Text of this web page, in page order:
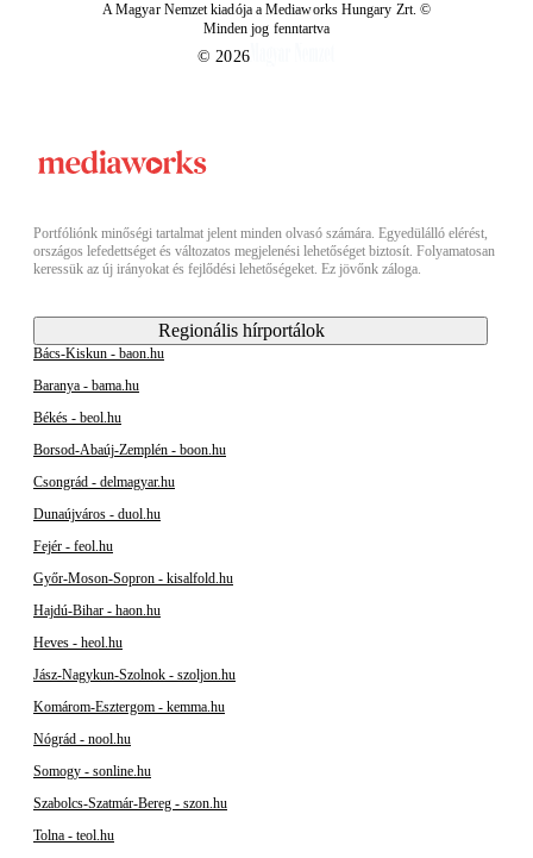
A Magyar Nemzet kiadója a Mediaworks Hungary Zrt. ©
Minden jog fenntartva
© 2026
Portfóliónk minőségi tartalmat jelent minden olvasó számára. Egyedülálló elérést,
országos lefedettséget és változatos megjelenési lehetőséget biztosít. Folyamatosan
keressük az új irányokat és fejlődési lehetőségeket. Ez jövőnk záloga.
Regionális hírportálok
Bács-Kiskun - baon.hu
Baranya - bama.hu
Békés - beol.hu
Borsod-Abaúj-Zemplén - boon.hu
Csongrád - delmagyar.hu
Dunaújváros - duol.hu
Fejér - feol.hu
Győr-Moson-Sopron - kisalfold.hu
Hajdú-Bihar - haon.hu
Heves - heol.hu
Jász-Nagykun-Szolnok - szoljon.hu
Komárom-Esztergom - kemma.hu
Nógrád - nool.hu
Somogy - sonline.hu
Szabolcs-Szatmár-Bereg - szon.hu
Tolna - teol.hu